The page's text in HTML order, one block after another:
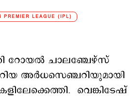
PREMIER LEAGUE (IPL)
റോയൽ ചാലഞ്ചേഴ്സ്
അര്‍ധസെഞ്ചറിയുമായി
വെങ്കിടേഷ്